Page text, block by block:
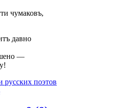
чумаковъ,
давно
—
русских поэтов